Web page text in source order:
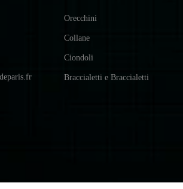
Orecchini
Collane
Ciondoli
Braccialetti e Braccialetti